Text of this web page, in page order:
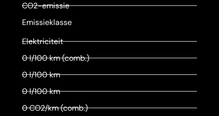
CO2-emissie
Emissieklasse
Elektriciteit
0 l/100 km (comb.)
0 l/100 km
0 l/100 km
0 CO2/km (comb.)